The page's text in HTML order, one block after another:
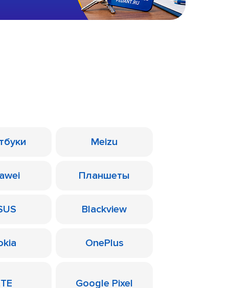
Meizu
Планшеты
Blackview
OnePlus
Google Pixel